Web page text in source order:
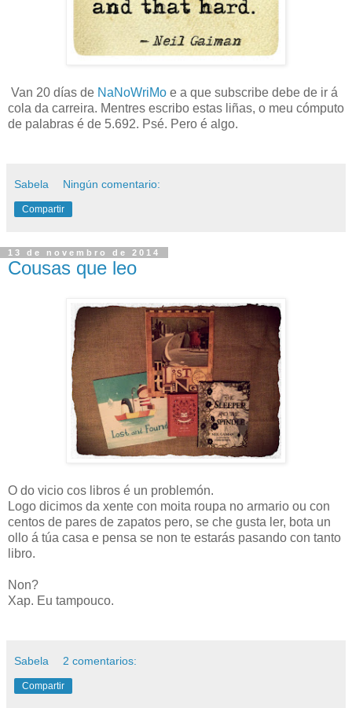
Van 20 días de NaNoWriMo e a que subscribe debe de ir á
cola da carreira. Mentres escribo estas liñas, o meu cómputo
de palabras é de 5.692. Psé. Pero é algo.
Sabela Ningún comentario:
Compartir
13 de novembro de 2014
Cousas que leo
O do vicio cos libros é un problemón.
Logo dicimos da xente con moita roupa no armario ou con
centos de pares de zapatos pero, se che gusta ler, bota un
ollo á túa casa e pensa se non te estarás pasando con tanto
libro.
Non?
Xap. Eu tampouco.
Sabela 2 comentarios:
Compartir